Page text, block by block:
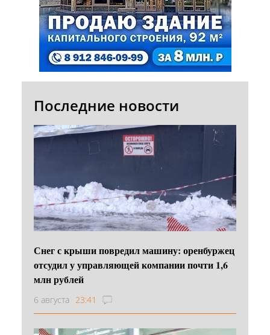
Последние новости
Снег с крыши повредил машину: оренбуржец
отсудил у управляющей компании почти 1,6
млн рублей
6 августа 23:41